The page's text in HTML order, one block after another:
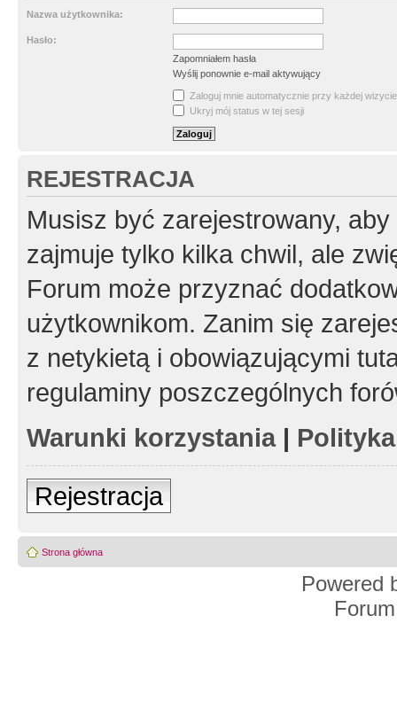
Nazwa użytkownika:
Hasło:
Zapomniałem hasła
Wyślij ponownie e-mail aktywujący
Zaloguj mnie automatycznie przy każdej wizycie
Ukryj mój status w tej sesji
REJESTRACJA
Musisz być zarejestrowany,
zajmuje tylko kilka chwil, ale
Forum może przyznać
użytkownikom. Zanim się
z netykietą i obowiązującymi
regulaminy poszczególnych
Warunki korzystania|
Rejestracja
Strona główna
Powered